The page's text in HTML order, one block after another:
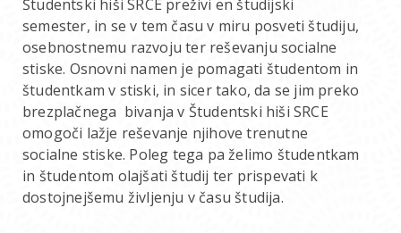
Študentski hiši SRCE preživi en študijski
semester, in se v tem času v miru posveti študiju,
osebnostnemu razvoju ter reševanju socialne
stiske. Osnovni namen je pomagati študentom in
študentkam v stiski, in sicer tako, da se jim preko
brezplačnega bivanja v Študentski hiši SRCE
omogoči lažje reševanje njihove trenutne
socialne stiske. Poleg tega pa želimo študentkam
in študentom olajšati študij ter prispevati k
dostojnejšemu življenju v času študija.